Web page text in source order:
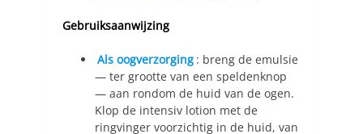
Gebruiksaanwijzing
Als oogverzorging : breng de emulsie
— ter grootte van een speldenknop
— aan rondom de huid van de ogen.
Klop de intensiv lotion met de
ringvinger voorzichtig in de huid, van